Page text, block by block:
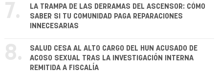
7.
LA TRAMPA DE LAS DERRAMAS DEL ASCENSOR: CÓMO
SABER SI TU COMUNIDAD PAGA REPARACIONES
INNECESARIAS
8.
SALUD CESA AL ALTO CARGO DEL HUN ACUSADO DE
ACOSO SEXUAL TRAS LA INVESTIGACIÓN INTERNA
REMITIDA A FISCALÍA